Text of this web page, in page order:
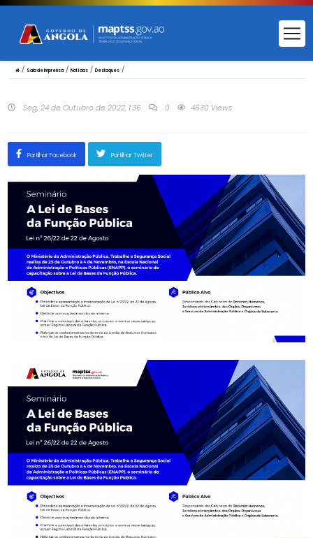
/ Sala de Imprensa/ Notícias/ Destaques/
Seg, 24 de Outubro de 2022, 1:36 0 4630 Views
Partilhar Facebook Partilhar Twitter